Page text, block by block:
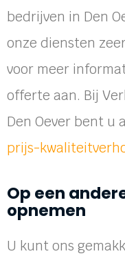
bedrijven in Den
onze diensten
voor meer
offerte aan. Bij
Den Oever bent u
prijs-
Op een
opnemen
U kunt ons